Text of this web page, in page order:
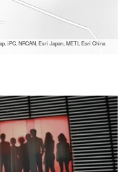
iPC, NRCAN, Esri Japan, METI, Esri China